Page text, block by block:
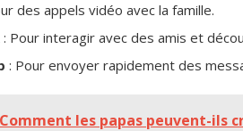
des appels vidéo avec la famille.
: Pour interagir avec des amis et
: Pour envoyer rapidement des
Comment les papas peuvent-ils